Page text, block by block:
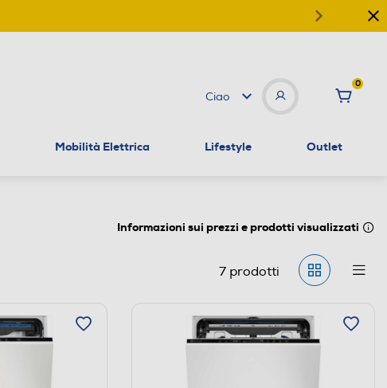
Ciao
0
Mobilità Elettrica Lifestyle Outlet
Informazioni sui prezzi e prodotti visualizzati
7prodotti